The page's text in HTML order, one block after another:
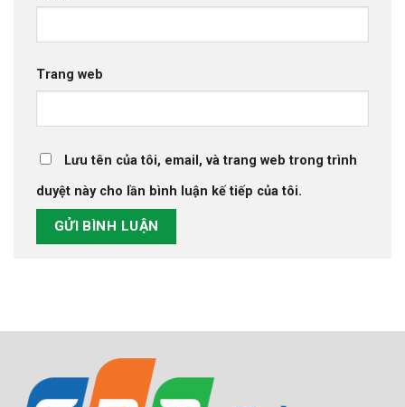
Trang web
Lưu tên của tôi, email, và trang web trong trình
duyệt này cho lần bình luận kế tiếp của tôi.